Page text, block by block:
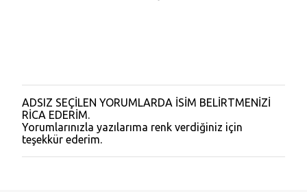
Y
o
r
u
m
ADSIZ SEÇİLEN YORUMLARDA İSİM BELİRTMENİZİ
RİCA EDERİM.
Yorumlarınızla yazılarıma renk verdiğiniz için
teşekkür ederim.